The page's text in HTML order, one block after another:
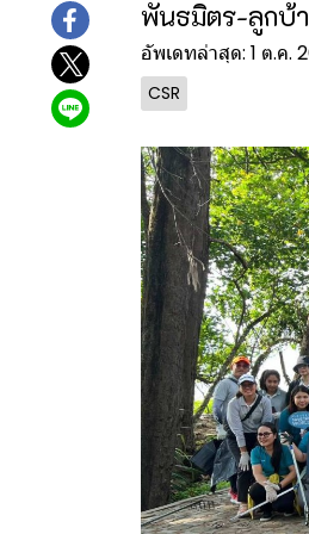
พันธมิตร-ลูกบ้
อัพเดทล่าสุด: 1 ต.ค.
CSR